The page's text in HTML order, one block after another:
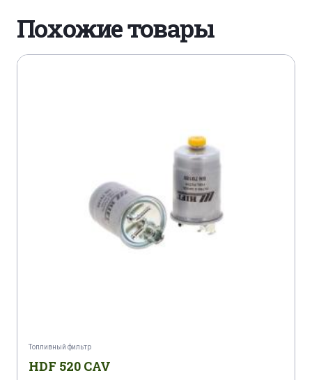
Похожие товары
Топливный фильтр
HDF 520 CAV